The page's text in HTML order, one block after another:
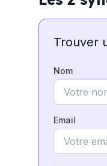
Trouver
Nom
Email